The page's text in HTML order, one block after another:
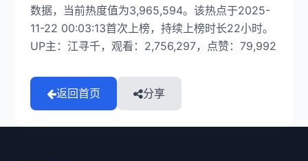
数据，当前热度值为3,965,594。该热点于2025-
11-22 00:03:13首次上榜，持续上榜时长22小时。
UP主：江寻千，观看：2,756,297，点赞：79,992
返回首页 分享